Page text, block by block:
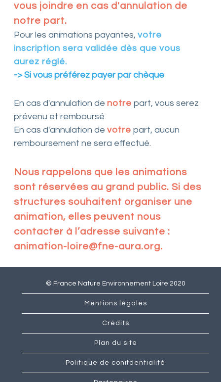
vous joindre en cas d'annulation de
notre part.
Pour les animations payantes,votre
inscription sera validée dès que vous
aurez réglé.
-> Si vous préférez payer par chèque
En cas d'annulation denotre part, vous serez
prévenu et remboursé.
En cas d'annulation devotre part, aucun
remboursement ne sera effectué.
Nous rappelons que les animations
sont réservées au grand public. Si des
structures souhaitent organiser une
animation, elles peuvent nous
contacter à l’adresse suivante :
animation-loire@fne-aura.org.
© France Nature Environnement Loire 2020
Mentions légales
Crédits
Plan du site
Politique de conifdentialité